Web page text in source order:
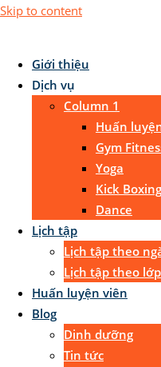
Skip to content
Giới thiệu
Dịch vụ
Column 1
Huấn
Gym
Yoga
Kick Boxing
Dance
Lịch tập
Lịch tập theo
Lịch tập theo lớp
Huấn luyện viên
Blog
Dinh dưỡng
Tin tức